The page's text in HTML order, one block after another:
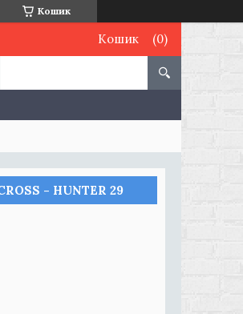
Кошик
Кошик
- HUNTER 29